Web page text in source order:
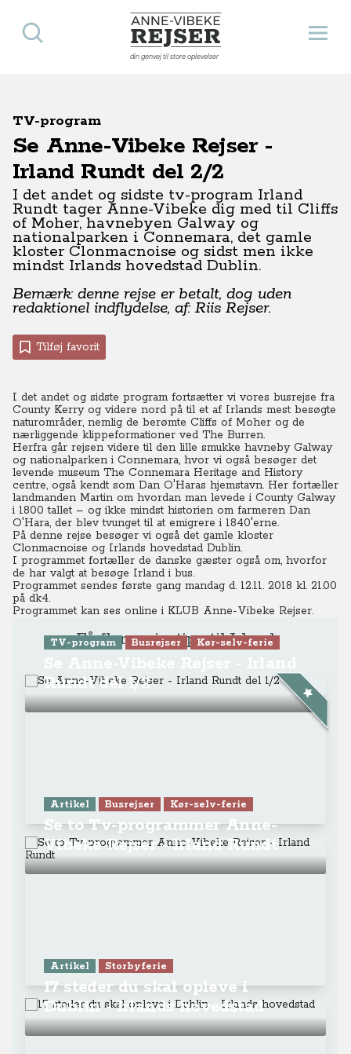
Anne-Vibeke Rejser
din genvej til store oplevelser
Åbn
Søg
TV-program
Se Anne-Vibeke Rejser -
Irland Rundt del 2/2
I det andet og sidste tv-program Irland
Rundt tager Anne-Vibeke dig med til Cliffs
of Moher,havnebyen Galway og
nationalparken i Connemara, det gamle
kloster Clonmacnoise og sidst men ikke
mindst Irlands hovedstad Dublin.
Bemærk: denne rejse er betalt, dog uden
redaktionel indflydelse, af: Riis Rejser.
Tilføj favorit
I det andet og sidste program fortsætter vi vores busrejse fra
County Kerry og videre nord på til et af Irlands mest besøgte
naturområder, nemlig de berømte Cliffs of Moher og de
nærliggende klippeformationer ved The Burren.
Herfra går rejsen videre til den lille smukke havneby Galway
og nationalparken i Connemara, hvor vi også besøger det
levende museum The Connemara Heritage and History
centre, også kendt som Dan O'Haras hjemstavn. Her fortæller
landmanden Martin om hvordan man levede i County Galway
i 1800 tallet – og ikke mindst historien om farmeren Dan
O'Hara, der blev tvunget til at emigrere i 1840'erne.
På denne rejse besøger vi også det gamle kloster
Clonmacnoise og Irlands hovedstad Dublin.
I programmet fortæller de danske gæster også om, hvorfor
de har valgt at besøge Irland i bus.
Programmet sendes første gang mandag d. 12.11. 2018 kl. 21.00
på dk4.
Programmet kan ses online i KLUB Anne-Vibeke Rejser.
Få flere rejsetips til Irland
TV-program Busrejser Kør-selv-ferie
Rundt del 1/2
Artikel Busrejser Kør-selv-ferie
Se to Tv-programmer Anne-
Vibeke Rejser - Irland Rundt
Artikel Storbyferie
17 steder du skal opleve i
Dublin - Irlands hovedstad